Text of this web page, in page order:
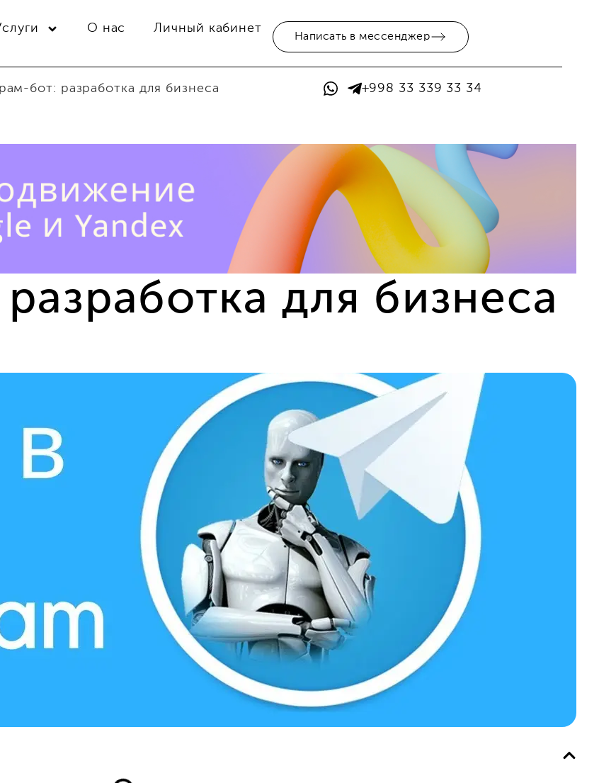
О нас Личный кабинет
Написать в мессенджер
бот: разработка для бизнеса +998 33 339 33 34
для бизнеса